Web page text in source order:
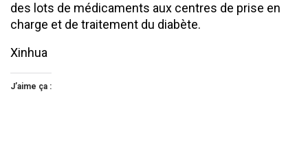
des lots de médicaments aux centres de prise en
charge et de traitement du diabète.
Xinhua
J’aime ça :